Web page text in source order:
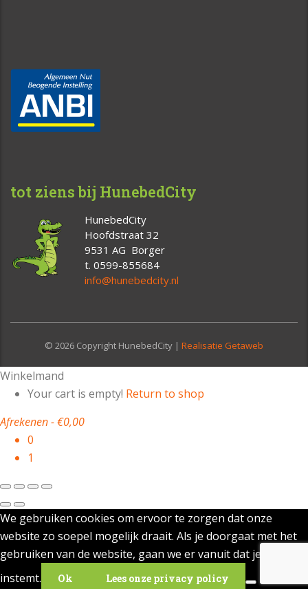
tot ziens bij HunebedCity
HunebedCity
Hoofdstraat 32
9531 AG Borger
t. 0599-855684
info@hunebedcity.nl
© 2026 Copyright HunebedCity | Realisatie Getaweb
Winkelmand
Your cart is empty! Return to shop
Afrekenen-€0,00
0
1
We gebruiken cookies om ervoor te zorgen dat onze
website zo soepel mogelijk draait. Als je doorgaat met het
gebruiken van de website, gaan we er vanuit dat je ermee
instemt.
Ok Lees onze privacy policy